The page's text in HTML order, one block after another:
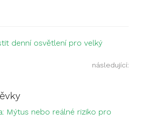
denní osvětlení pro velký
následující:
Mýtus nebo reálné riziko pro